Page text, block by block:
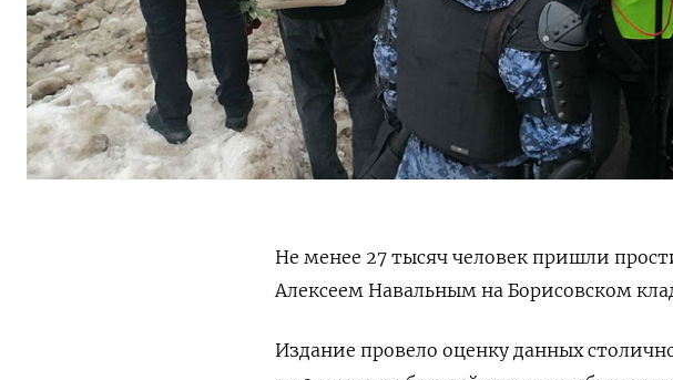
Не менее 27 тысяч человек пришли
Алексеем Навальным на Борисовском
Издание провело оценку данных